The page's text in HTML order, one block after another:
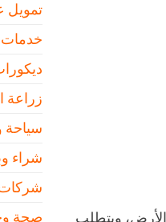
ويتطلب
تمويل
خدمات
زراعة
سياحة
شراء
شركات
صحة